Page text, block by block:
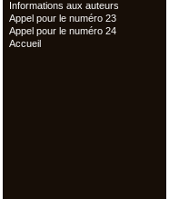
Informations aux auteurs
Appel pour le numéro 23
Appel pour le numéro 24
Accueil